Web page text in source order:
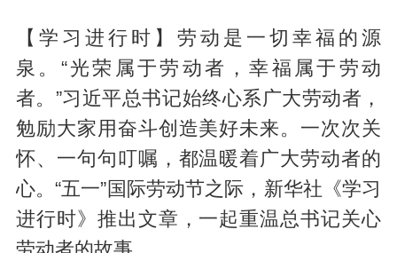
【学习进行时】劳动是一切幸福的源
泉。“光荣属于劳动者，幸福属于劳动
者。”习近平总书记始终心系广大劳动者，
勉励大家用奋斗创造美好未来。一次次关
怀、一句句叮嘱，都温暖着广大劳动者的
心。“五一”国际劳动节之际，新华社《学习
进行时》推出文章，一起重温总书记关心